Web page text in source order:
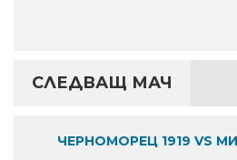
СЛЕДВАЩ МАЧ
ЧЕРНОМОРЕЦ 1919 VS